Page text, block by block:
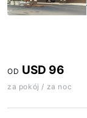
OD USD 96
za pokój / za noc